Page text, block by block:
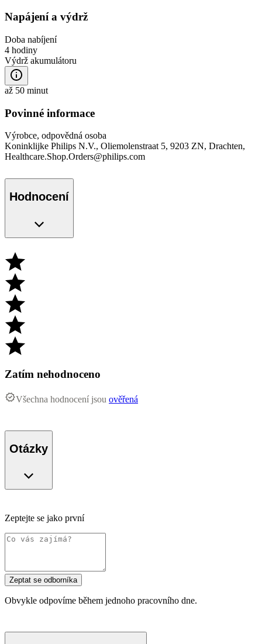
Napájení a výdrž
Doba nabíjení
4 hodiny
Výdrž akumulátoru
až 50 minut
Povinné informace
Výrobce, odpovědná osoba
Koninklijke Philips N.V., Oliemolenstraat 5, 9203 ZN, Drachten,
Healthcare.Shop.Orders@philips.com
Hodnocení
Zatím nehodnoceno
Všechna hodnocení jsou ověřená
Otázky
Zeptejte se jako první
Zeptat se odborníka
Obvykle odpovíme během jednoho pracovního dne.